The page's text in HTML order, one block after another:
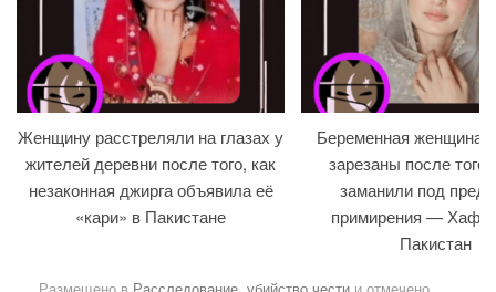
Женщину расстреляли на глазах у
жителей деревни после того, как
незаконная джирга объявила её
«кари» в Пакистане
Беременная женщина
зарезаны после того,
заманили под
примирения —
Пакистан